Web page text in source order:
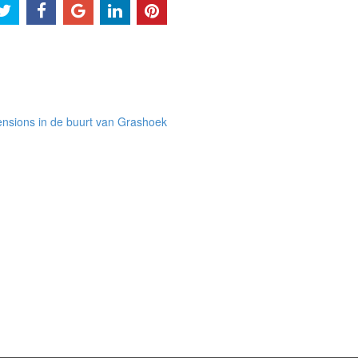
in de buurt van Grashoek